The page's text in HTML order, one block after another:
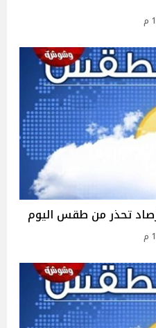
تحذر من طقس اليوم